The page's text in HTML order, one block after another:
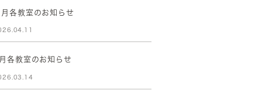
月各教室のお知らせ
各教室のお知らせ